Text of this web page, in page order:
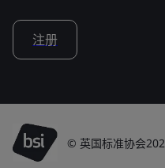
注册
© 英国标准协会